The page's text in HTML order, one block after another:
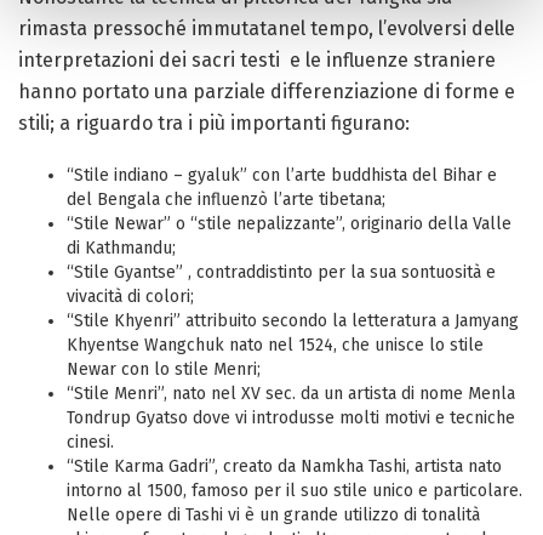
rimasta pressoché immutatanel tempo, l’evolversi delle
interpretazioni dei sacri testi e le influenze straniere
hanno portato una parziale differenziazione di forme e
stili; a riguardo tra i più importanti figurano:
“Stile indiano – gyaluk” con l’arte buddhista del Bihar e
del Bengala che influenzò l’arte tibetana;
“Stile Newar” o “stile nepalizzante”, originario della Valle
di Kathmandu;
“Stile Gyantse” , contraddistinto per la sua sontuosità e
vivacità di colori;
“Stile Khyenri” attribuito secondo la letteratura a Jamyang
Khyentse Wangchuk nato nel 1524, che unisce lo stile
Newar con lo stile Menri;
“Stile Menri”, nato nel XV sec. da un artista di nome Menla
Tondrup Gyatso dove vi introdusse molti motivi e tecniche
cinesi.
“Stile Karma Gadri”, creato da Namkha Tashi, artista nato
intorno al 1500, famoso per il suo stile unico e particolare.
Nelle opere di Tashi vi è un grande utilizzo di tonalità